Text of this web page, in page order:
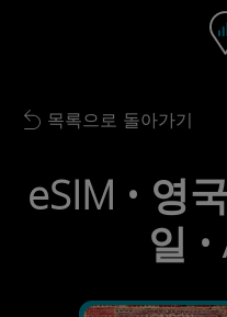
내비게이션 바
Back to list
목록으로 돌아가기
eSIM • 영
일